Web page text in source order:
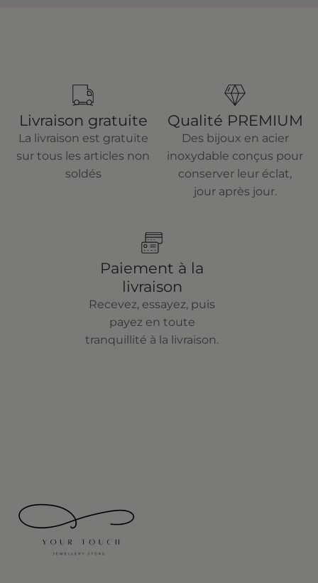
Livraison gratuite
La livraison est gratuite
sur tous les articles non
soldés
Qualité PREMIUM
Des bijoux en acier
inoxydable conçus pour
conserver leur éclat,
jour après jour.
Paiement à la
livraison
Recevez, essayez, puis
payez en toute
tranquillité à la livraison.